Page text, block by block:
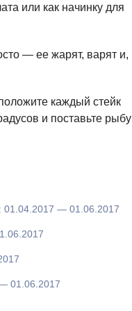
или как начинку для
— ее жарят, варят и,
каждый стейк
и поставьте рыбу
01.04.2017 — 01.06.2017
01.06.2017